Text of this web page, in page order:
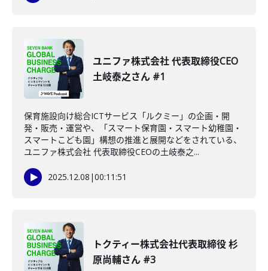
ユニファ株式会社 代表取締役CEO
土岐泰之さん #1
保育施設向け総合ICTサービス「ルクミー」の企画・開
発・販売・運営や、「スマート保育園・スマート幼稚園・
スマートこども園」構想の推進と展開などをされている、
ユニファ株式会社 代表取締役CEOの土岐泰之...
2025.12.08 |00:11:51
トクティー株式会社代表取締役 杉
原尚輔さん #3